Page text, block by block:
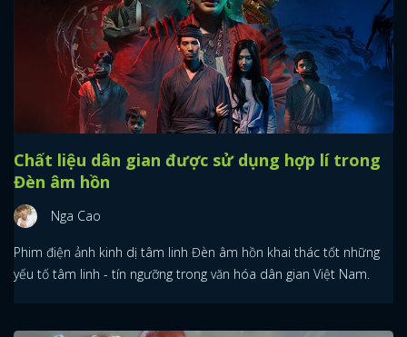
Chất liệu dân gian được sử dụng hợp lí trong
Đèn âm hồn
Nga Cao
Phim điện ảnh kinh dị tâm linh Đèn âm hồn khai thác tốt những
yếu tố tâm linh - tín ngưỡng trong văn hóa dân gian Việt Nam.